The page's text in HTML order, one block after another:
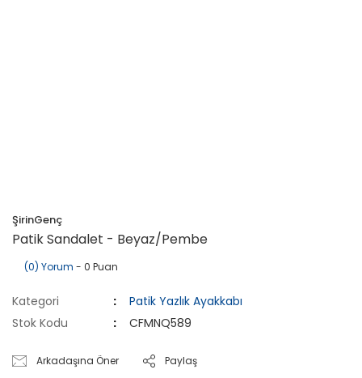
ŞirinGenç
Patik Sandalet - Beyaz/Pembe
(0) Yorum - 0 Puan
Kategori
Patik Yazlık Ayakkabı
Stok Kodu
CFMNQ589
Arkadaşına Öner Paylaş